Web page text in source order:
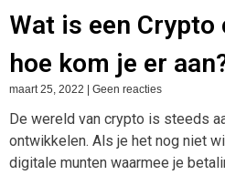
Wat is een
hoe kom je er
maart 25, 2022 Geen reacties
De wereld van crypto is steeds
ontwikkelen. Als je het nog niet
digitale munten waarmee je